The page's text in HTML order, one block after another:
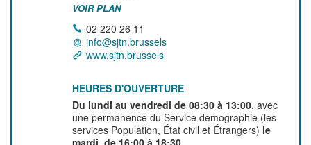
VOIR PLAN
02 220 26 11
info@sjtn.brussels
www.sjtn.brussels
HEURES D'OUVERTURE
Du lundi au vendredi de 08:30 à 13:00, avec
une permanence du Service démographie (les
services Population, État civil et Étrangers) le